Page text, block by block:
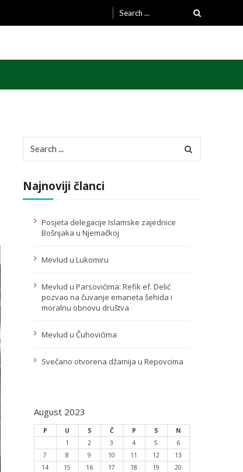
Search
for:
for:
Najnoviji članci
Posjeta delegacije Islamske zajednice
Bošnjaka u Njemačkoj
Mevlud u Lukomiru
Mevlud u Parsovićima: Refik ef. Delić
pozvao na čuvanje emaneta šehida i
moralnu obnovu društva
Mevlud u Čuhovićima
Svečano otvorena džamija u Repovcima
August 2023
P U S Č P S
N
1
2 3 4 5
6
7
8 9 10 11 12
13
14
15 16 17 18 19
20